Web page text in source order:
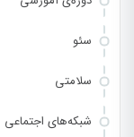
سئو
سلامتی
شبکه‌های اجتماعی